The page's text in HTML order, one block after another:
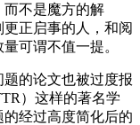
而不是魔方的解
正启事的人，和阅
可谓不值一提。
的论文也被过度报
）这样的著名学
经过高度简化后的